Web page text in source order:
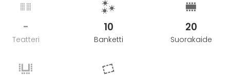
-
Teatteri
10
Banketti
20
Suorakaide